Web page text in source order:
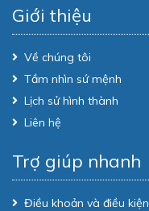
Giới thiệu
Về chúng tôi
Tầm nhìn sứ mệnh
Lịch sử hình thành
Liên hệ
Trợ giúp nhanh
Điều khoản và điều kiện